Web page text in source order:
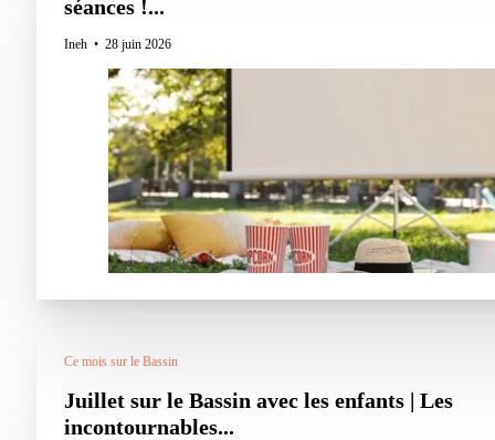
séances !...
Ineh 28 juin 2026
Ce mois sur le Bassin
Juillet sur le Bassin avec les enfants | Les
incontournables...